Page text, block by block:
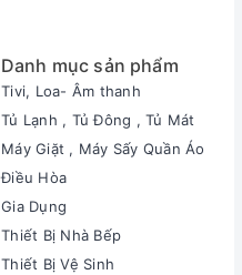
Danh mục sản phẩm
Tivi, Loa- Âm thanh
Tủ Lạnh , Tủ Đông , Tủ Mát
Máy Giặt , Máy Sấy Quần Áo
Điều Hòa
Gia Dụng
Thiết Bị Nhà Bếp
Thiết Bị Vệ Sinh